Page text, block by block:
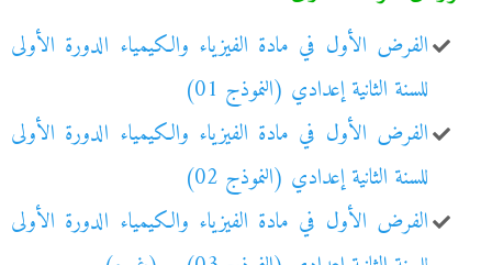
الفرض الأول في مادة الفيزياء والكيمياء الدورة الأولى
للسنة الثانية إعدادي (النموذج 01)
الفرض الأول في مادة الفيزياء والكيمياء الدورة الأولى
للسنة الثانية إعدادي (النموذج 02)
الفرض الأول في مادة الفيزياء والكيمياء الدورة الأولى